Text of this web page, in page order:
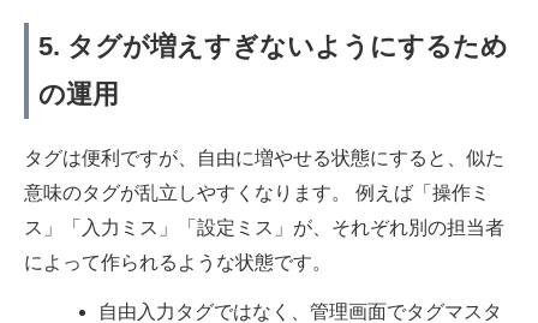
5. タグが増えすぎないようにするため
の運用
タグは便利ですが、自由に増やせる状態にすると、似た
意味のタグが乱立しやすくなります。 例えば「操作ミ
ス」「入力ミス」「設定ミス」が、それぞれ別の担当者
によって作られるような状態です。
自由入力タグではなく、管理画面でタグマスタ